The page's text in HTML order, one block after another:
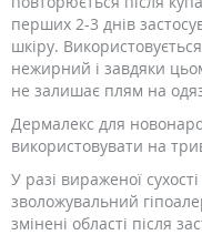
перших 2-3 днів
шкіру.
нежирний і завдяки
не залишає плям на
Дермалекс для
використовувати на
У разі вираженої
зволожувальний
змінені області після